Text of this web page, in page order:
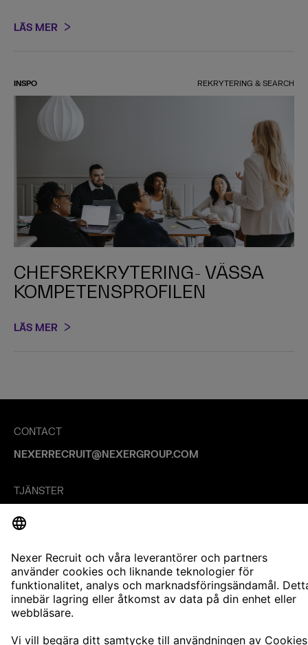
LÄS MER
INSPO REKRYTERING & SEARCH
CHEFSREKRYTERING- VÄSSA
KOMPETENSPROFILEN
LÄS MER
CONTACT
NEXERRECRUIT@NEXERGROUP.COM
TJÄNSTER
REKRYTERING ENGINEERING
KARRIÄR